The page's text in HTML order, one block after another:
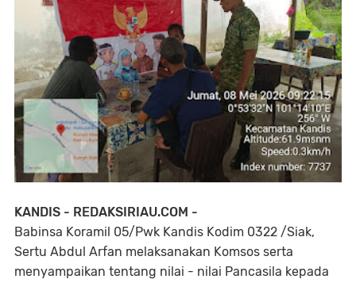
KANDIS - REDAKSIRIAU.COM -
Babinsa Koramil 05/Pwk Kandis Kodim 0322 /Siak,
Sertu Abdul Arfan melaksanakan Komsos serta
menyampaikan tentang nilai - nilai Pancasila kepada